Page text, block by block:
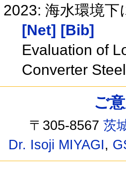
2023: 海水環境
[Net] [Bib]
Evaluation of
Converter
ご
〒305-8567茨
Dr. Isoji MIYAGI,